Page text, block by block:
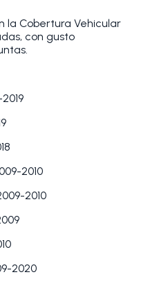
la Cobertura Vehicular
con gusto
2010
2010
2020